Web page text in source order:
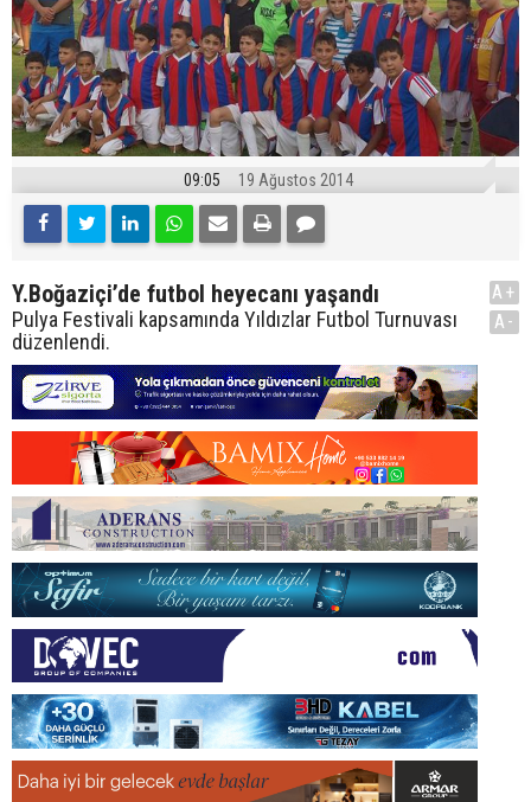
09:05 19 Ağustos 2014
Y.Boğaziçi’de futbol heyecanı yaşandı
Pulya Festivali kapsamında Yıldızlar Futbol Turnuvası
düzenlendi.
A+
A-